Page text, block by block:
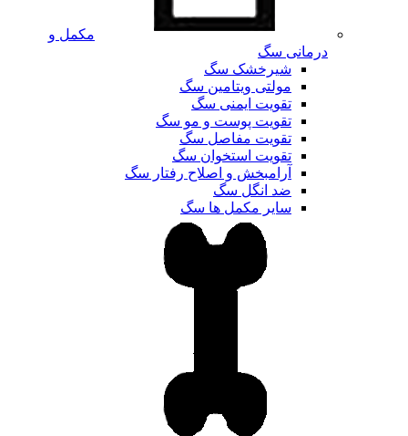
مکمل و
درمانی سگ
شیرخشک سگ
مولتی ویتامین سگ
تقویت ایمنی سگ
تقویت پوست و مو سگ
تقویت مفاصل سگ
تقویت استخوان سگ
آرامبخش و اصلاح رفتار سگ
ضد انگل سگ
سایر مکمل ها سگ